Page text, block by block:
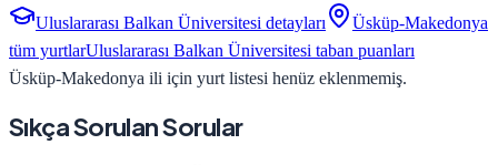
Uluslararası Balkan Üniversitesi detayları
Üsküp-Makedonya
tüm yurtlarUluslararası Balkan Üniversitesi taban puanları
Üsküp-Makedonya ili için yurt listesi henüz eklenmemiş.
Sıkça Sorulan Sorular